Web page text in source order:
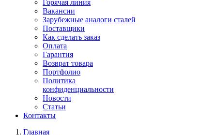
Горячая линия
Вакансии
Зарубежные аналоги сталей
Поставщики
Как сделать заказ
Оплата
Гарантия
Возврат товара
Портфолио
Политика
конфиденциальности
Новости
Статьи
Контакты
Главная